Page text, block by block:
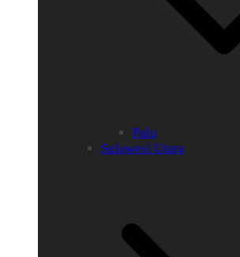
Palu
Sulawesi Utara